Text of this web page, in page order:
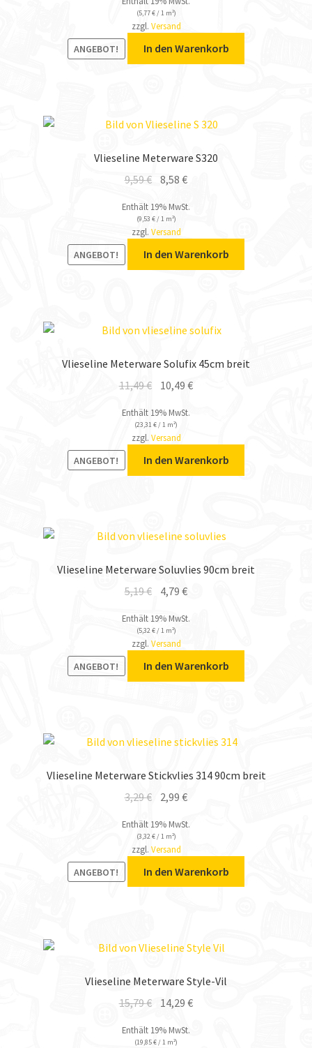
(5,77€/ 1 m²)
zzgl. Versand
ANGEBOT! In den Warenkorb
Vlieseline Meterware S320
9,59€ 8,58€
Enthält 19% MwSt.
(9,53 €/ 1 m²)
zzgl. Versand
ANGEBOT! In den Warenkorb
Vlieseline Meterware Solufix 45cm breit
11,49€ 10,49€
Enthält 19% MwSt.
(23,31€/ 1 m²)
zzgl. Versand
ANGEBOT! In den Warenkorb
Vlieseline Meterware Soluvlies 90cm breit
5,19€ 4,79€
Enthält 19% MwSt.
(5,32€/ 1 m²)
zzgl. Versand
ANGEBOT! In den Warenkorb
Vlieseline Meterware Stickvlies 314 90cm breit
3,29€ 2,99€
Enthält 19% MwSt.
(3,32€/ 1 m²)
zzgl. Versand
ANGEBOT! In den Warenkorb
Vlieseline Meterware Style-Vil
15,79€ 14,29€
Enthält 19% MwSt.
(19,85€/ 1 m²)